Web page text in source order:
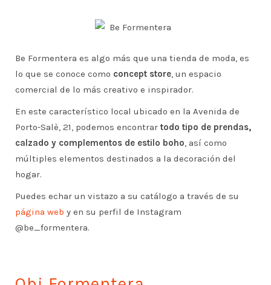
Be Formentera es algo más que una tienda de moda, es
lo que se conoce como concept store, un espacio
comercial de lo más creativo e inspirador.
En este característico local ubicado en la Avenida de
Porto-Salè, 21, podemos encontrar todo tipo de prendas,
calzado y complementos de estilo boho, así como
múltiples elementos destinados a la decoración del
hogar.
Puedes echar un vistazo a su catálogo a través de su
página web y en su perfil de Instagram
@be_formentera.